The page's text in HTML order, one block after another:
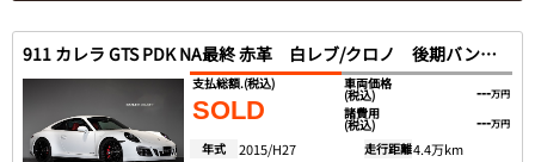
911 カレラ GTS PDK NA最終 赤革 白レブ/クロノ 後期バンパー
支払総額.(税込)
SOLD
車両価格
(税込) ---万円
諸費用
(税込) ---万円
年式 2015/H27 走行距離4.4万km